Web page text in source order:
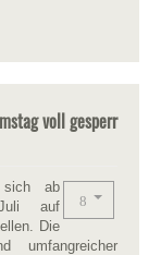
voll gesperr
sich ab
auf
Die
umfangreicher